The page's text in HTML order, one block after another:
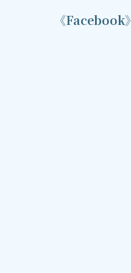
《Facebook》